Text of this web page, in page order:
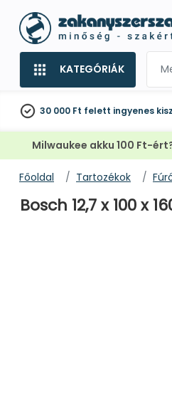
KATEGÓRIÁK
30 000 Ft felett ingyenes
Milwaukee akku 100 Ft-ért?
Főoldal Tartozékok
Bosch 12,7 x 100 x